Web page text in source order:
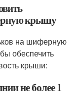
крышу
на шиферную
обеспечить
крыши:
не более 1